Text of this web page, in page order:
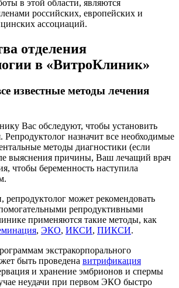
в этой области, являются
российских, европейских и
ассоциаций.
отделения
в «ВитроКлиник»
известные методы лечения
Вас обследуют, чтобы установить
Репродуктолог назначит все необходимые
методы диагностики (если
выяснения причины, Ваш лечащий врач
чтобы беременность наступила
репродуктолог может рекомендовать
репродуктивными
применяются такие методы, как
, ЭКО, ИКСИ, ПИКСИ.
экстракорпорального
быть проведена витрификация
и хранение эмбрионов и спермы
неудачи при первом ЭКО быстро